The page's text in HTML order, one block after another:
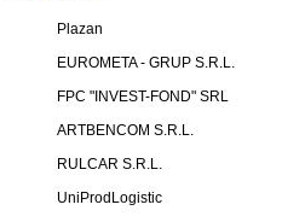
Plazan
EUROMETA - GRUP S.R.L.
FPC "INVEST-FOND" SRL
ARTBENCOM S.R.L.
RULCAR S.R.L.
UniProdLogistic